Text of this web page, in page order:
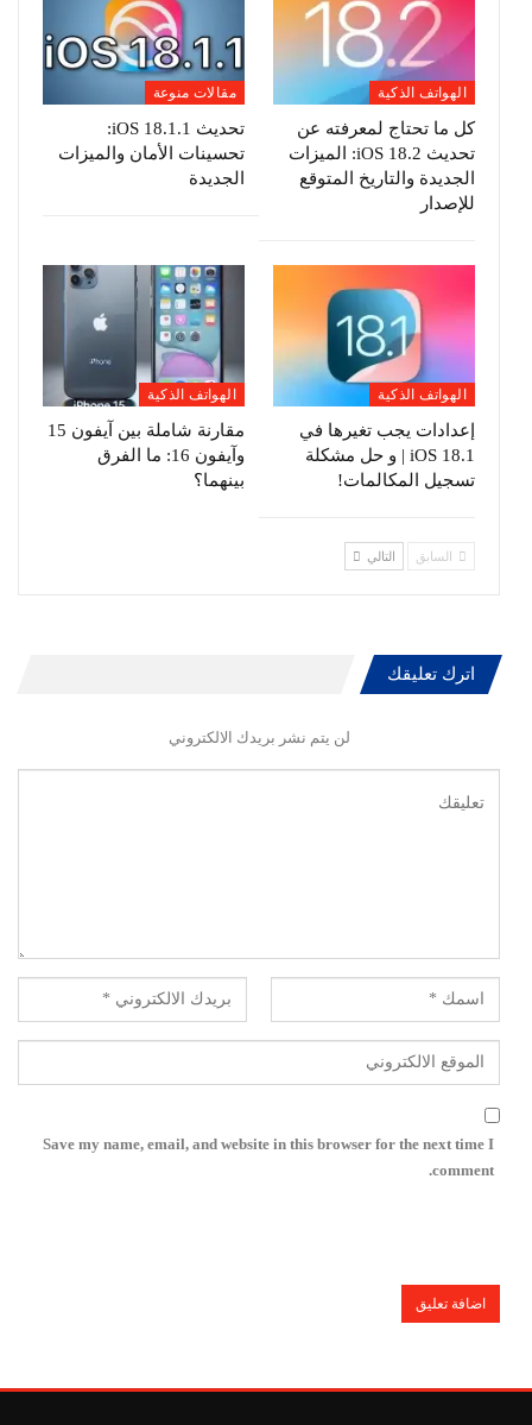
الهواتف الذكية
كل ما تحتاج لمعرفته عن
تحديث iOS 18.2: الميزات
الجديدة والتاريخ المتوقع
للإصدار
مقالات منوعة
تحديث iOS 18.1.1:
تحسينات الأمان والميزات
الجديدة
الهواتف الذكية
إعدادات يجب تغيرها في
iOS 18.1 | و حل مشكلة
تسجيل المكالمات!
الهواتف الذكية
مقارنة شاملة بين آيفون 15
وآيفون 16: ما الفرق
بينهما؟
السابق التالي
اترك تعليقك
لن يتم نشر بريدك الالكتروني
Save my name, email, and website in this browser for the next time I
comment.